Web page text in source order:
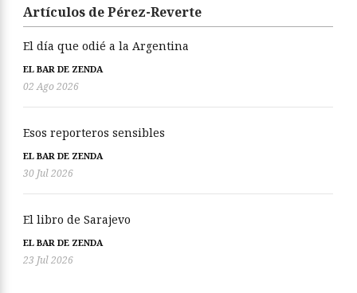
Artículos de Pérez-Reverte
El día que odié a la Argentina
EL BAR DE ZENDA
02 Ago 2026
Esos reporteros sensibles
EL BAR DE ZENDA
30 Jul 2026
El libro de Sarajevo
EL BAR DE ZENDA
23 Jul 2026